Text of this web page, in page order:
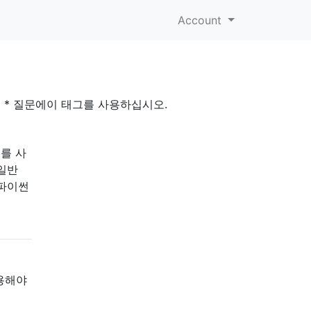
Account
질문에이 태그를 사용하십시오.
사
반
이썬
해야